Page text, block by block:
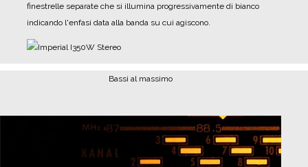
finestrelle separate che si illumina progressivamente di bianco
indicando l'enfasi data alla banda su cui agiscono.
Bassi al massimo